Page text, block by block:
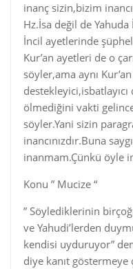
inanç sizin,bizim
Hz.İsa değil de
İncil ayetlerinde
Kur’an ayetleri de o
söyler,ama aynı
ölmediğini vakti
söyler.Yani sizin
inancınızdır.Buna
inanmam.Çünkü öyle
Konu ” Mucize “
” Söylediklerinin
ve Yahudi’lerden
kendisi uyduruyor”
diye kanıt göstermeye